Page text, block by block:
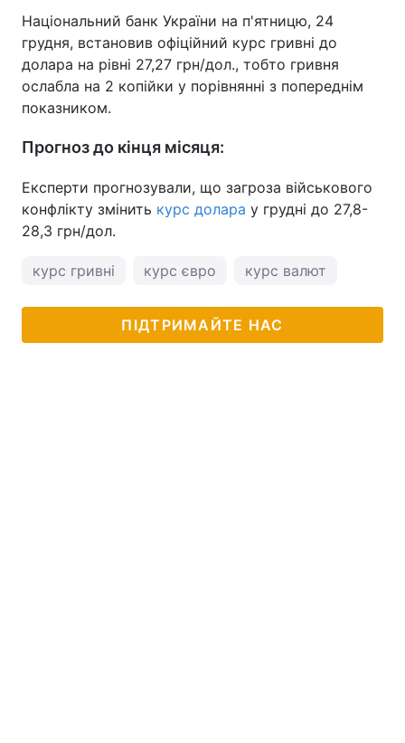
Національний банк України на п'ятницю, 24
грудня, встановив офіційний курс гривні до
долара на рівні 27,27 грн/дол., тобто гривня
ослабла на 2 копійки у порівнянні з попереднім
показником.
Прогноз до кінця місяця:
Експерти прогнозували, що загроза військового
конфлікту змінить курс долара у грудні до 27,8-
28,3 грн/дол.
курс гривні курс євро курс валют
ПІДТРИМАЙТЕ НАС